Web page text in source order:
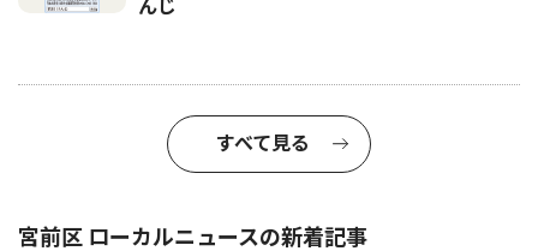
んじ
すべて見る
宮前区 ローカルニュースの新着記事